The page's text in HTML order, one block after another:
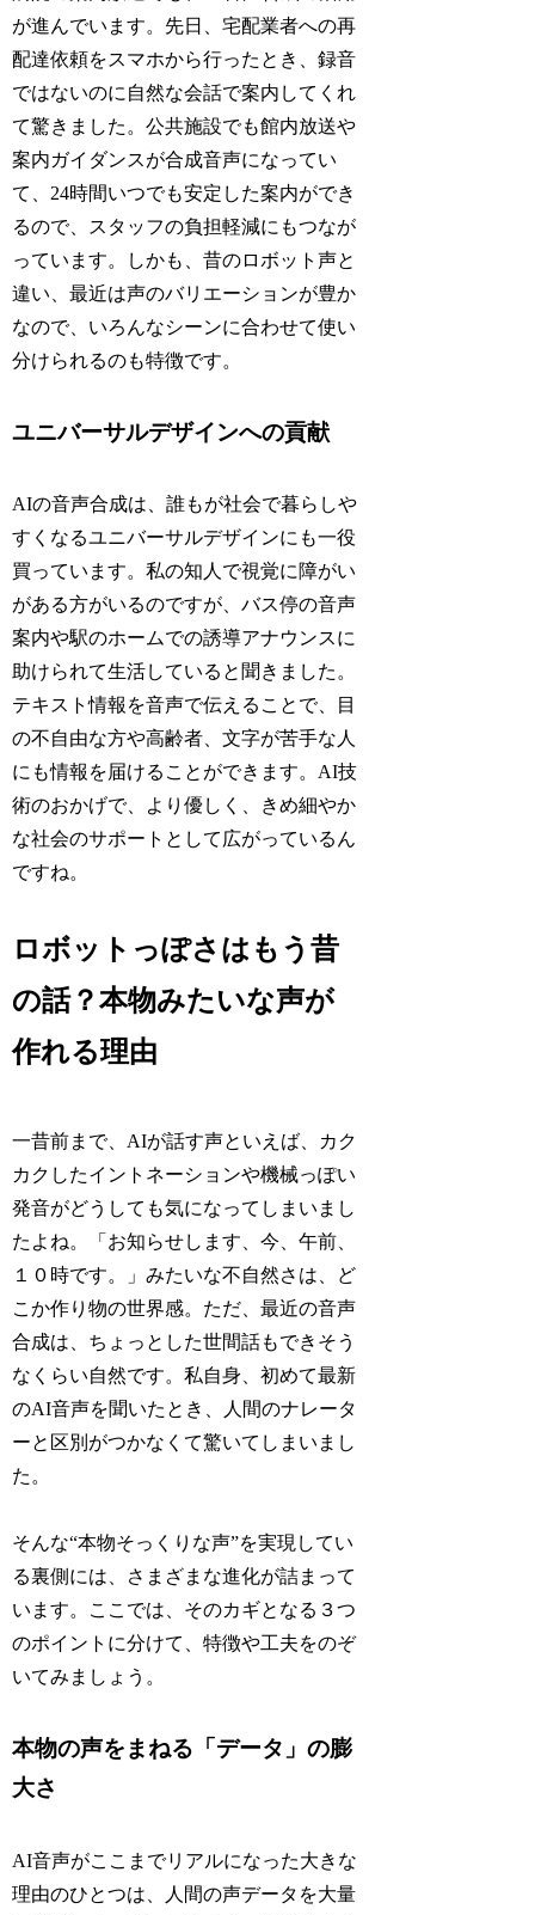
が進んでいます。先日、宅配業者への再
配達依頼をスマホから行ったとき、録音
ではないのに自然な会話で案内してくれ
て驚きました。公共施設でも館内放送や
案内ガイダンスが合成音声になってい
て、24時間いつでも安定した案内ができ
るので、スタッフの負担軽減にもつなが
っています。しかも、昔のロボット声と
違い、最近は声のバリエーションが豊か
なので、いろんなシーンに合わせて使い
分けられるのも特徴です。
ユニバーサルデザインへの貢献
AIの音声合成は、誰もが社会で暮らしや
すくなるユニバーサルデザインにも一役
買っています。私の知人で視覚に障がい
がある方がいるのですが、バス停の音声
案内や駅のホームでの誘導アナウンスに
助けられて生活していると聞きました。
テキスト情報を音声で伝えることで、目
の不自由な方や高齢者、文字が苦手な人
にも情報を届けることができます。AI技
術のおかげで、より優しく、きめ細やか
な社会のサポートとして広がっているん
ですね。
ロボットっぽさはもう昔
の話？本物みたいな声が
作れる理由
一昔前まで、AIが話す声といえば、カク
カクしたイントネーションや機械っぽい
発音がどうしても気になってしまいまし
たよね。「お知らせします、今、午前、
１０時です。」みたいな不自然さは、ど
こか作り物の世界感。ただ、最近の音声
合成は、ちょっとした世間話もできそう
なくらい自然です。私自身、初めて最新
のAI音声を聞いたとき、人間のナレータ
ーと区別がつかなくて驚いてしまいまし
た。
そんな“本物そっくりな声”を実現してい
る裏側には、さまざまな進化が詰まって
います。ここでは、そのカギとなる３つ
のポイントに分けて、特徴や工夫をのぞ
いてみましょう。
本物の声をまねる「データ」の膨
大さ
AI音声がここまでリアルになった大きな
理由のひとつは、人間の声データを大量